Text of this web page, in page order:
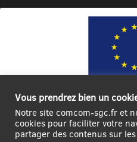
Ce site internet a été cofinancé par
Européen de Développement
Vous prendrez bien un
Notre site comcom-sgc.fr et
cookies pour faciliter votre
partager des contenus sur